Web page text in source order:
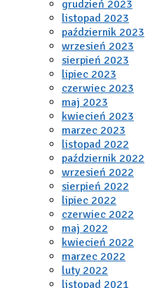
grudzień 2023
listopad 2023
październik 2023
wrzesień 2023
sierpień 2023
lipiec 2023
czerwiec 2023
maj 2023
kwiecień 2023
marzec 2023
listopad 2022
październik 2022
wrzesień 2022
sierpień 2022
lipiec 2022
czerwiec 2022
maj 2022
kwiecień 2022
marzec 2022
luty 2022
listopad 2021